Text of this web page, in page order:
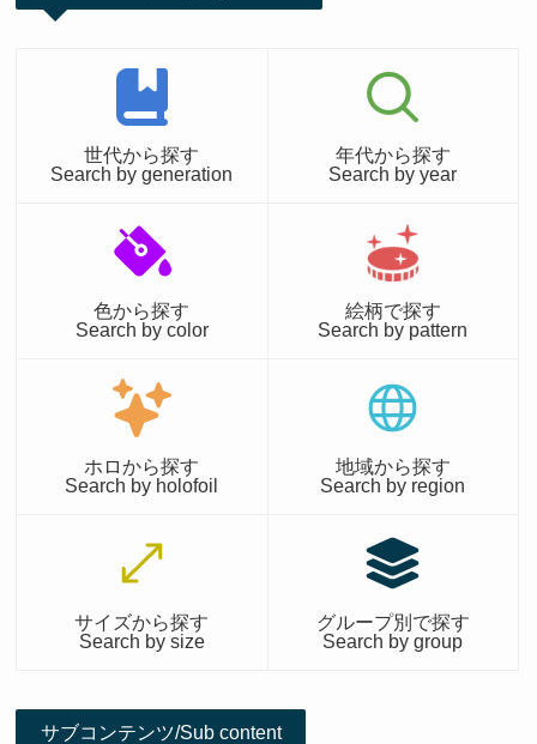
世代から探す
Search by generation
年代から探す
Search by year
色から探す
Search by color
絵柄で探す
Search by pattern
ホロから探す
Search by holofoil
地域から探す
Search by region
サイズから探す
Search by size
グループ別で探す
Search by group
サブコンテンツ/Sub content